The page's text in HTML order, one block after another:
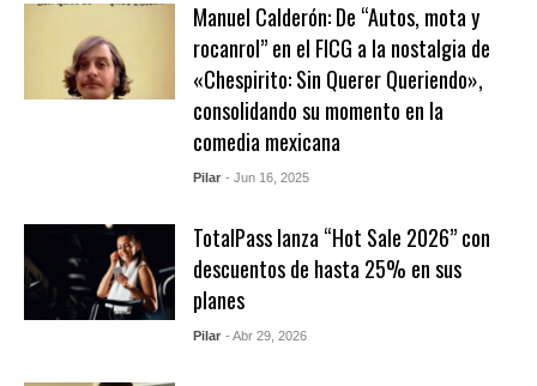
Manuel Calderón: De “Autos, mota y
rocanrol” en el FICG a la nostalgia de
«Chespirito: Sin Querer Queriendo»,
consolidando su momento en la
comedia mexicana
Pilar - Jun 16, 2025
TotalPass lanza “Hot Sale 2026” con
descuentos de hasta 25% en sus
planes
Pilar - Abr 29, 2026